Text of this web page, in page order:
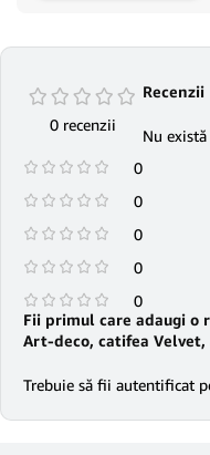
0 recenzii
0
0
0
0
0
Recenzii
Nu
Fii primul care adaugi o
Art-deco, catifea Velvet,
Trebuie să fii autentificat